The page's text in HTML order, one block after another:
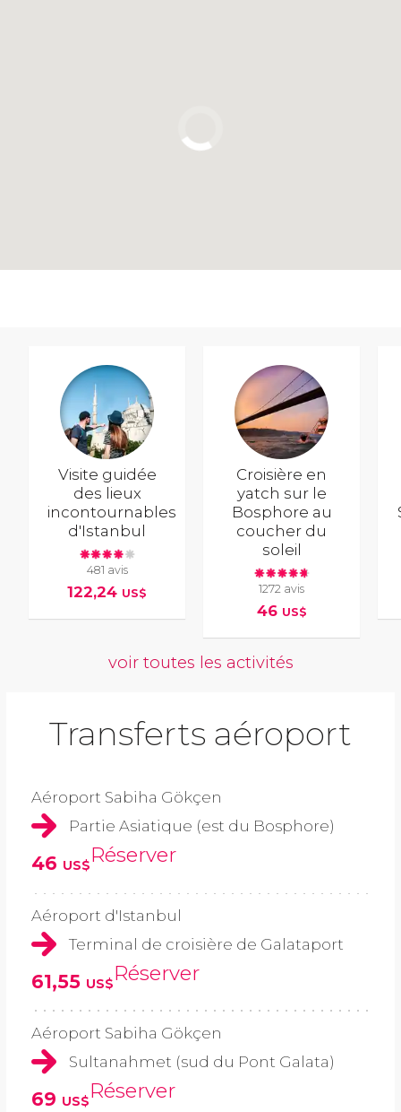
Visite guidée
des lieux
incontournables
d'Istanbul
481 avis
122,24 US$
Croisière en
yatch sur le
Bosphore au
coucher du
soleil
1272 avis
46 US$
voir toutes les activités
Transferts aéroport
Aéroport Sabiha Gökçen
Partie Asiatique (est du Bosphore)
46 US$Réserver
Aéroport d'Istanbul
Terminal de croisière de Galataport
61,55 US$Réserver
Aéroport Sabiha Gökçen
Sultanahmet (sud du Pont Galata)
69 US$Réserver